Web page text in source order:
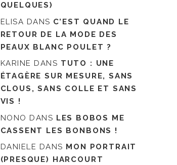
QUELQUES)
ELISA DANS C’EST QUAND LE
RETOUR DE LA MODE DES
PEAUX BLANC POULET ?
KARINE DANS TUTO : UNE
ÉTAGÈRE SUR MESURE, SANS
CLOUS, SANS COLLE ET SANS
VIS !
NONO DANS LES BOBOS ME
CASSENT LES BONBONS !
DANIELE DANS MON PORTRAIT
(PRESQUE) HARCOURT